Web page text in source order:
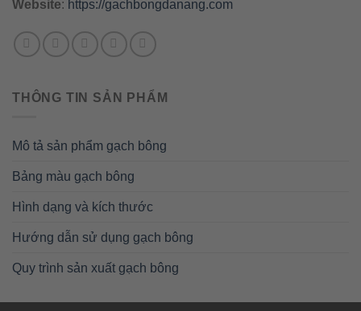
Website: https://gachbongdanang.com
THÔNG TIN SẢN PHẨM
Mô tả sản phẩm gạch bông
Bảng màu gạch bông
Hình dạng và kích thước
Hướng dẫn sử dụng gạch bông
Quy trình sản xuất gạch bông